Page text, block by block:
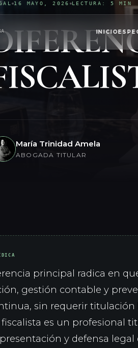
INICIO
16 MAYO, 2026 LECTURA: 5 MIN
María Trinidad Amela
ABOGADA TITULAR
principal radica en
gestión contable y
sin requerir titulación
es un profesional
y defensa